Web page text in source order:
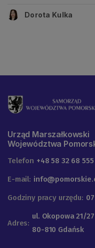
Dorota Kulka
Urząd Marszałkowski
Województwa
Telefon +48 58 32 68 555
E-mail:
Godziny pracy urzędu:
Adres:
ul. Okopowa 21/27
80-810 Gdańsk